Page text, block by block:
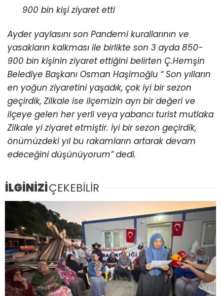
900 bin kişi ziyaret etti
Ayder yaylasını son Pandemi kurallarının ve
yasakların kalkması ile birlikte son 3 ayda 850-
900 bin kişinin ziyaret ettiğini belirten Ç.Hemşin
Belediye Başkanı Osman Haşimoğlu “ Son yılların
en yoğun ziyaretini yaşadık, çok iyi bir sezon
geçirdik, Zilkale ise ilçemizin ayrı bir değeri ve
ilçeye gelen her yerli veya yabancı turist mutlaka
Zilkale yi ziyaret etmiştir. İyi bir sezon geçirdik,
önümüzdeki yıl bu rakamların artarak devam
edeceğini düşünüyorum” dedi.
İLGİNİZİÇEKEBİLİR